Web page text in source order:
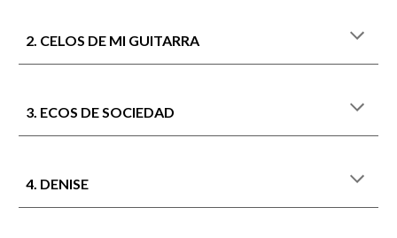
2. CELOS DE MI GUITARRA
3. ECOS DE SOCIEDAD
4. DENISE